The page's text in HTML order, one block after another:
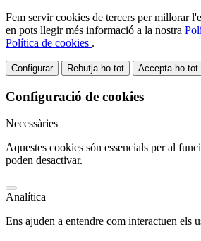
Fem servir cookies de tercers per millorar
en pots llegir més informació a la nostra
Política de cookies .
Configurar Rebutja-ho tot Accepta-ho tot
Configuració de cookies
Necessàries
Aquestes cookies són essencials per al
poden desactivar.
Analítica
Ens ajuden a entendre com interactuen els